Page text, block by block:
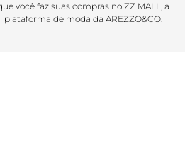
você faz suas compras no ZZ MALL, a
plataforma de moda da AREZZO&CO.